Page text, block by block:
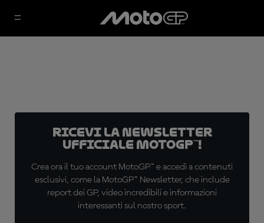
Ricevi la newsletter
ufficiale MotoGP™!
Crea ora il tuo account MotoGP™ e accedi a contenuti
esclusivi, come la MotoGP™ Newsletter, che include
report dei GP, video incredibili e informazioni
interessanti sul nostro sport.